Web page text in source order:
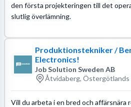
den första projekteringen till det
slutlig överlämning.
Produktionstekniker /
Electronics!
Job Solution Sweden AB
Åtvidaberg, Östergötlands
Vill du arbeta i en bred och affärsnära